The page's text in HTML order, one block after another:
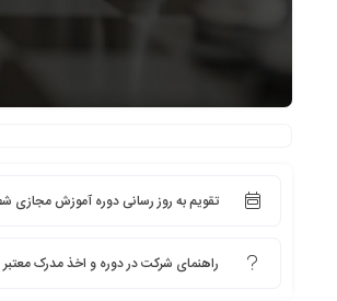
تقویم به روز رسانی دوره آموزش مجازی
راهنمای شرکت در دوره و اخذ مدرک